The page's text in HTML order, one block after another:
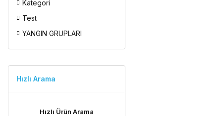
Kategori
Test
YANGIN GRUPLARI
Hızlı Arama
Hızlı Ürün Arama